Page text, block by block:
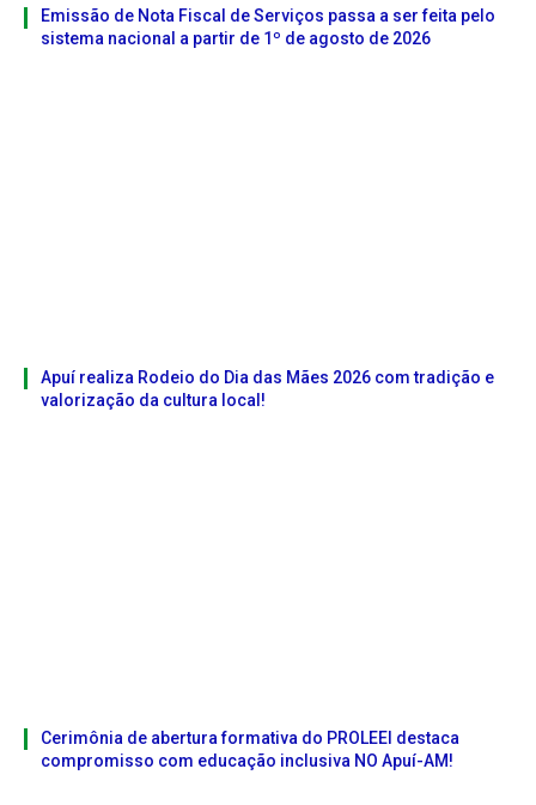
Emissão de Nota Fiscal de Serviços passa a ser feita pelo
sistema nacional a partir de 1º de agosto de 2026
Apuí realiza Rodeio do Dia das Mães 2026 com tradição e
valorização da cultura local!
Cerimônia de abertura formativa do PROLEEI destaca
compromisso com educação inclusiva NO Apuí-AM!